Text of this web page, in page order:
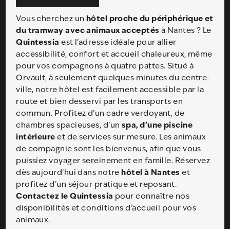
Vous cherchez un hôtel proche du périphérique et
du tramway avec animaux acceptés à Nantes ? Le
Quintessia est l’adresse idéale pour allier
accessibilité, confort et accueil chaleureux, même
pour vos compagnons à quatre pattes. Situé à
Orvault, à seulement quelques minutes du centre-
ville, notre hôtel est facilement accessible par la
route et bien desservi par les transports en
commun. Profitez d’un cadre verdoyant, de
chambres spacieuses, d’un spa, d’une piscine
intérieure et de services sur mesure. Les animaux
de compagnie sont les bienvenus, afin que vous
puissiez voyager sereinement en famille. Réservez
dès aujourd’hui dans notrehôtel à Nantes et
profitez d’un séjour pratique et reposant.
Contactez le Quintessia pour connaître nos
disponibilités et conditions d’accueil pour vos
animaux.